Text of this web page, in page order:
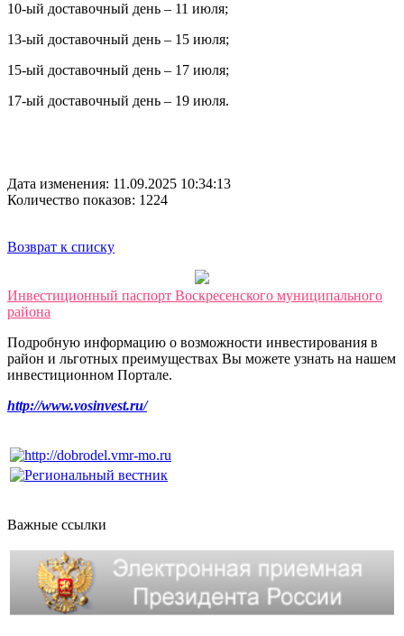
10-ый доставочный день – 11 июля;
13-ый доставочный день – 15 июля;
15-ый доставочный день – 17 июля;
17-ый доставочный день – 19 июля.
Дата изменения: 11.09.2025 10:34:13
Количество показов: 1224
Возврат к списку
Инвестиционный паспорт Воскресенского муниципального
района
Подробную информацию о возможности инвестирования в
район и льготных преимуществах Вы можете узнать на нашем
инвестиционном Портале.
http://www.vosinvest.ru/
Важные ссылки